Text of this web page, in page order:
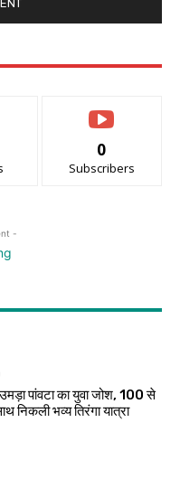
0
Subscribers
-
पांवटा का युवा जोश, 100 से
निकली भव्य तिरंगा यात्रा